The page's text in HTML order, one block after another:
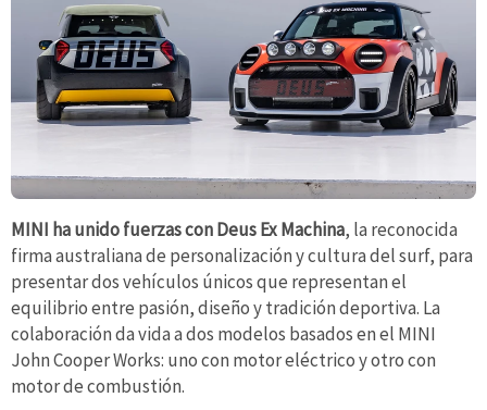
MINI ha unido fuerzas con Deus Ex Machina, la reconocida
firma australiana de personalización y cultura del surf, para
presentar dos vehículos únicos que representan el
equilibrio entre pasión, diseño y tradición deportiva. La
colaboración da vida a dos modelos basados en el MINI
John Cooper Works: uno con motor eléctrico y otro con
motor de combustión.